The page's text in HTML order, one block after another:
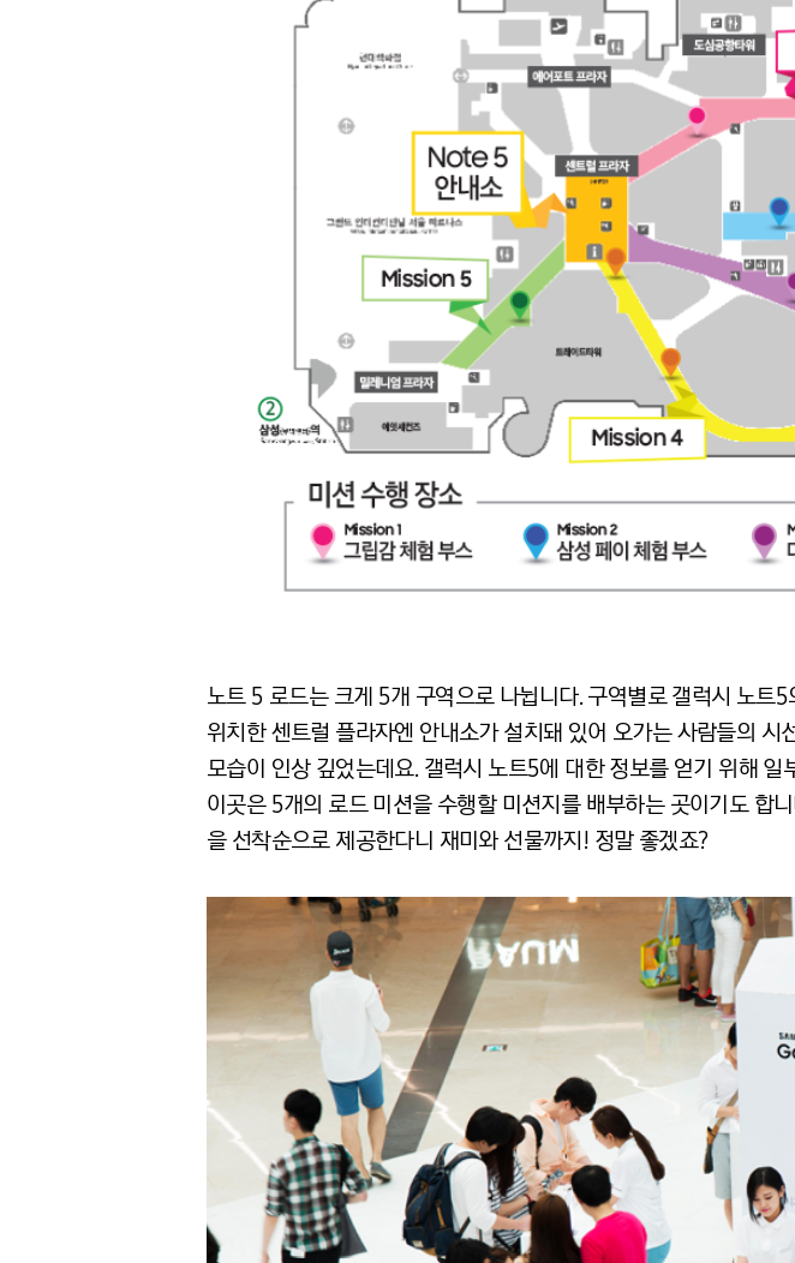
노트 5 로드는 크게 5개 구역으로 나뉩니다. 구역별로 갤럭시 노트
위치한 센트럴 플라자엔 안내소가 설치돼 있어 오가는 사람들의
모습이 인상 깊었는데요. 갤럭시 노트5에 대한 정보를 얻기 위해
이곳은 5개의 로드 미션을 수행할 미션지를 배부하는 곳이기도 합
을 선착순으로 제공한다니 재미와 선물까지! 정말 좋겠죠?